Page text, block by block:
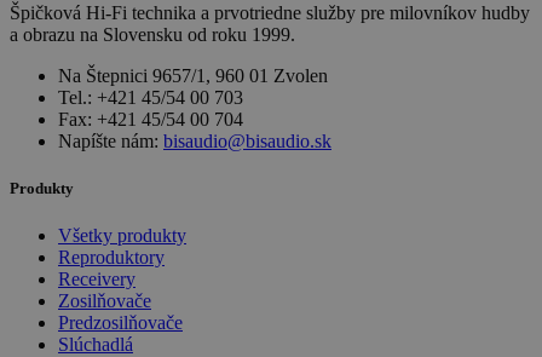
Špičková Hi-Fi technika a prvotriedne služby pre milovníkov hudby
a obrazu na Slovensku od roku 1999.
Na Štepnici 9657/1, 960 01 Zvolen
Tel.: +421 45/54 00 703
Fax: +421 45/54 00 704
Napíšte nám: bisaudio@bisaudio.sk
Produkty
Všetky produkty
Reproduktory
Receivery
Zosilňovače
Predzosilňovače
Slúchadlá